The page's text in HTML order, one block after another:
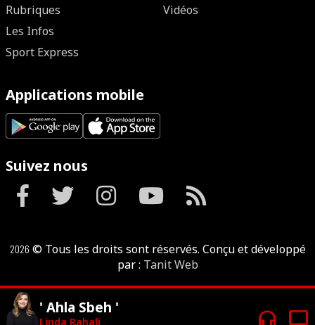
Rubriques
Les Infos
Sport Express
Vidéos
Applications mobile
Suivez nous
2026 © Tous les droits sont réservés. Conçu et développé
par : Tanit Web
' Ahla Sbeh '
Linda Rahali headphones tv